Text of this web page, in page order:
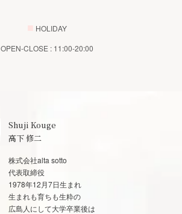
HOLIDAY
OPEN-CLOSE : 11:00-20:00
Shuji Kouge
高下 修二
株式会社alta sotto
代表取締役
1978年12月7日生まれ
生まれも育ちも生粋の
広島人にして大学卒業後は